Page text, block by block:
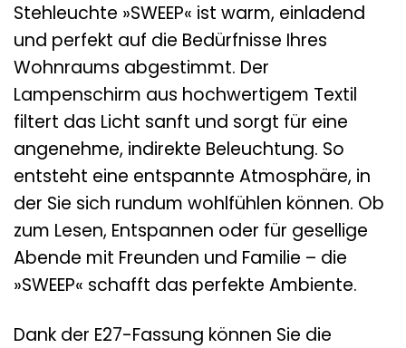
Stehleuchte »SWEEP« ist warm, einladend
und perfekt auf die Bedürfnisse Ihres
Wohnraums abgestimmt. Der
Lampenschirm aus hochwertigem Textil
filtert das Licht sanft und sorgt für eine
angenehme, indirekte Beleuchtung. So
entsteht eine entspannte Atmosphäre, in
der Sie sich rundum wohlfühlen können. Ob
zum Lesen, Entspannen oder für gesellige
Abende mit Freunden und Familie – die
»SWEEP« schafft das perfekte Ambiente.
Dank der E27-Fassung können Sie die